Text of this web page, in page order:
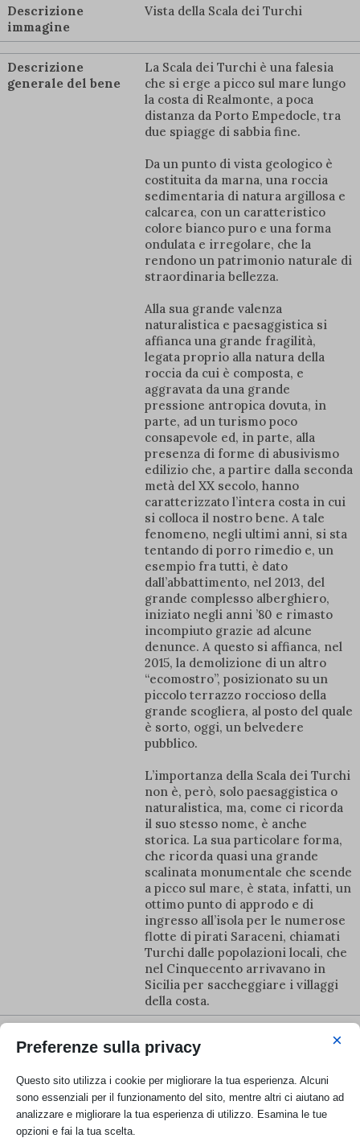
Descrizione
immagine
Vista della Scala dei Turchi
Descrizione
generale del bene
La Scala dei Turchi è una falesia
che si erge a picco sul mare lungo
la costa di Realmonte, a poca
distanza da Porto Empedocle, tra
due spiagge di sabbia fine.
Da un punto di vista geologico è
costituita da marna, una roccia
sedimentaria di natura argillosa e
calcarea, con un caratteristico
colore bianco puro e una forma
ondulata e irregolare, che la
rendono un patrimonio naturale di
straordinaria bellezza.
Alla sua grande valenza
naturalistica e paesaggistica si
affianca una grande fragilità,
legata proprio alla natura della
roccia da cui è composta, e
aggravata da una grande
pressione antropica dovuta, in
parte, ad un turismo poco
consapevole ed, in parte, alla
presenza di forme di abusivismo
edilizio che, a partire dalla seconda
metà del XX secolo, hanno
caratterizzato l’intera costa in cui
si colloca il nostro bene. A tale
fenomeno, negli ultimi anni, si sta
tentando di porro rimedio e, un
esempio fra tutti, è dato
dall’abbattimento, nel 2013, del
grande complesso alberghiero,
iniziato negli anni ’80 e rimasto
incompiuto grazie ad alcune
denunce. A questo si affianca, nel
2015, la demolizione di un altro
“ecomostro”, posizionato su un
piccolo terrazzo roccioso della
grande scogliera, al posto del quale
è sorto, oggi, un belvedere
pubblico.
L’importanza della Scala dei Turchi
non è, però, solo paesaggistica o
naturalistica, ma, come ci ricorda
il suo stesso nome, è anche
storica. La sua particolare forma,
che ricorda quasi una grande
scalinata monumentale che scende
a picco sul mare, è stata, infatti, un
ottimo punto di approdo e di
ingresso all’isola per le numerose
flotte di pirati Saraceni, chiamati
Turchi dalle popolazioni locali, che
nel Cinquecento arrivavano in
Sicilia per saccheggiare i villaggi
della costa.
del bene (c.d.
Tipo interesse
Il bene non presenta specifica
"dichiarazione di interesse", ma
possiede un interesse
Preferenze sulla privacy ×
Questo sito utilizza i cookie per migliorare la tua esperienza. Alcuni
sono essenziali per il funzionamento del sito, mentre altri ci aiutano ad
analizzare e migliorare la tua esperienza di utilizzo. Esamina le tue
opzioni e fai la tua scelta.